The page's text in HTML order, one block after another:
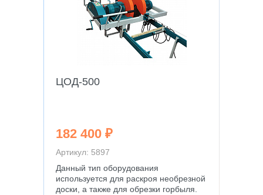
ЦОД-500
182 400 ₽
Артикул: 5897
Данный тип оборудования
используется для раскроя необрезной
доски, а также для обрезки горбыля.